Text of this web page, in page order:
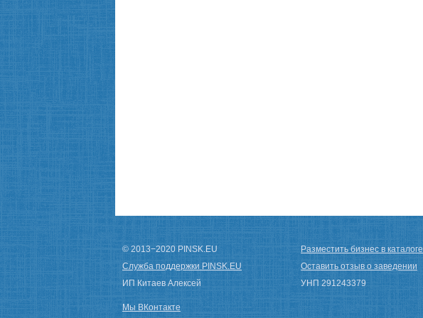
© 2013−2020 PINSK.EU
Служба поддержки PINSK.EU
ИП Китаев Алексей
Разместить бизнес в каталоге
Оставить отзыв о заведении
УНП 291243379
Мы ВКонтакте